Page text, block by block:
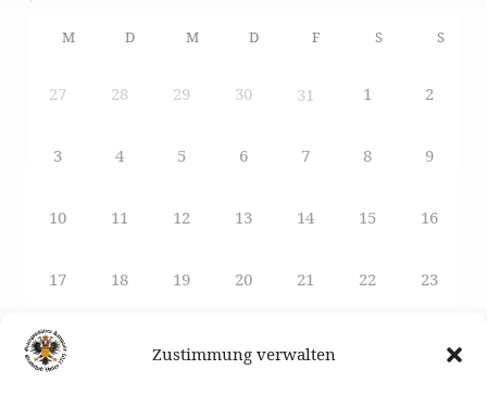
Zustimmung verwalten
M D M D F S S
27 28 29 30 31 1 2
3 4 5 6 7 8 9
10 11 12 13 14 15 16
17 18 19 20 21 22 23
24